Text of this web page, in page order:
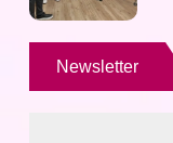
Newsletter